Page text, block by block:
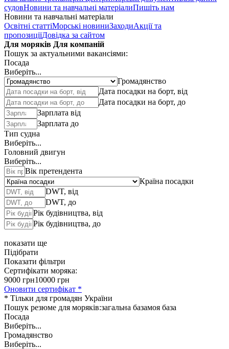
судовНовини та навчальні матеріалиПишіть нам
Новини та навчальні матеріали
Освітні статтіМорські новиниЗаходиАкції та
пропозиціїДовідка за сайтом
Для моряків Для компаній
Пошук за актуальними вакансіями:
Посада
Виберіть...
Громадянство
Дата посадки на борт, від
Дата посадки на борт, до
Зарплата від
Зарплата до
Тип судна
Виберіть...
Головний двигун
Виберіть...
Вік претендента
Країна посадки
DWT, від
DWT, до
Рік будівництва, від
Рік будівництва, до
показати ще
Підібрати
Показати фільтри
Сертифікати моряка:
9000 грн10000 грн
Оновити сертифікат *
* Тільки для громадян України
Пошук резюме для моряків:загальна базамоя база
Посада
Виберіть...
Громадянство
Виберіть...